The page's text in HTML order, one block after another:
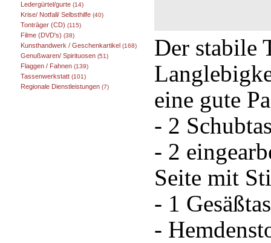
Ledergürtel/gurte (14)
Krise/ Notfall/ Selbsthilfe (40)
Tonträger (CD) (115)
Filme (DVD's) (38)
Kunsthandwerk / Geschenkartikel (168)
Genußwaren/ Spirituosen (51)
Flaggen / Fahnen (139)
Tassenwerkstatt (101)
Regionale Dienstleistungen (7)
Der stabile
eine gute
- 2
- 2
Seite mit
- 1
-